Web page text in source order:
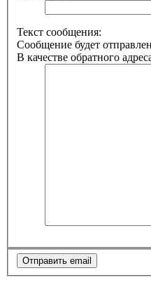
Текст сообщения:
Сообщение будет
В качестве обратного